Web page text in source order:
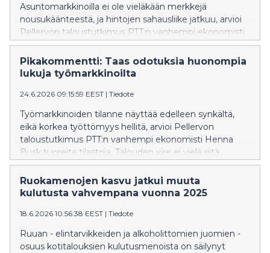
Asuntomarkkinoilla ei ole vieläkään merkkejä
nousukäänteestä, ja hintojen sahausliike jatkuu, arvioi
Pellervon taloustutkimus PTT:n vanhempi ekonomisti
Veera Holappa. Työllisyyden heikko kehitys ei
myöskään tue markkinoiden virkoamista.
Pikakommentti: Taas odotuksia huonompia
lukuja työmarkkinoilta
24.6.2026 09:15:59 EEST | Tiedote
Työmarkkinoiden tilanne näyttää edelleen synkältä,
eikä korkea työttömyys hellitä, arvioi Pellervon
taloustutkimus PTT:n vanhempi ekonomisti Henna
Busk tuoreita tilastoja. Talouden vire ei vielä riitä
suunnan kääntämiseen.
Ruokamenojen kasvu jatkui muuta
kulutusta vahvempana vuonna 2025
18.6.2026 10:56:38 EEST | Tiedote
Ruuan - elintarvikkeiden ja alkoholittomien juomien -
osuus kotitalouksien kulutusmenoista on säilynyt